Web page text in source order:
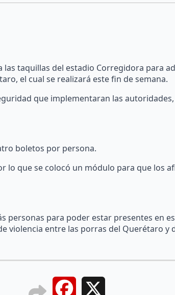
las taquillas del estadio Corregidora para
el cual se realizará este fin de semana.
que implementaran las
boletos por persona.
lo que se colocó un módulo para que los
personas para poder estar presentes en
violencia entre las porras del Querétaro y
Facebook